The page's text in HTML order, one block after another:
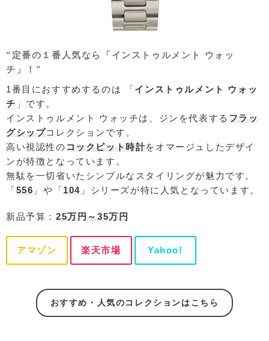
“定番の１番人気なら「インストゥルメント ウォッ
チ」！”
1番目におすすめするのは 「インストゥルメント ウォッ
チ 」です。
インストゥルメント ウォッチは、ジンを代表する フラッ
グシップコレクションです。
高い視認性の コックピット時計をオマージュしたデザイ
ンが特徴となっています。
無駄を一切省いたシンプルなスタイリングが魅力です。
「556 」や「104 」シリーズが特に人気となっています。
新品予算： 25万円～35万円
アマゾン 楽天市場 Yahoo!
おすすめ・人気のコレクションはこちら